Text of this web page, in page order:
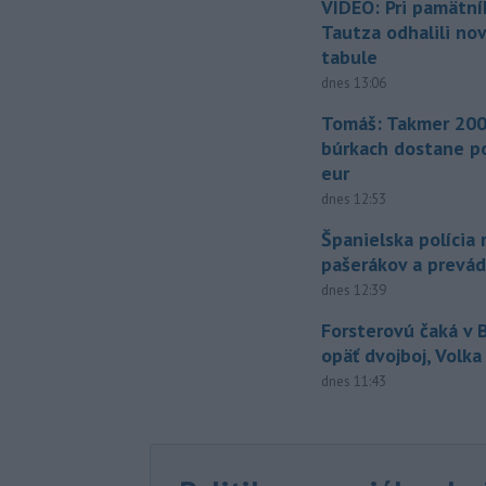
VIDEO: Pri
Tautza odhalili
tabule
dnes 13:06
Tomáš: Takmer
búrkach dostane
eur
dnes 12:53
Španielska polícia
pašerákov a
dnes 12:39
Forsterovú čaká v
opäť dvojboj,
dnes 11:43